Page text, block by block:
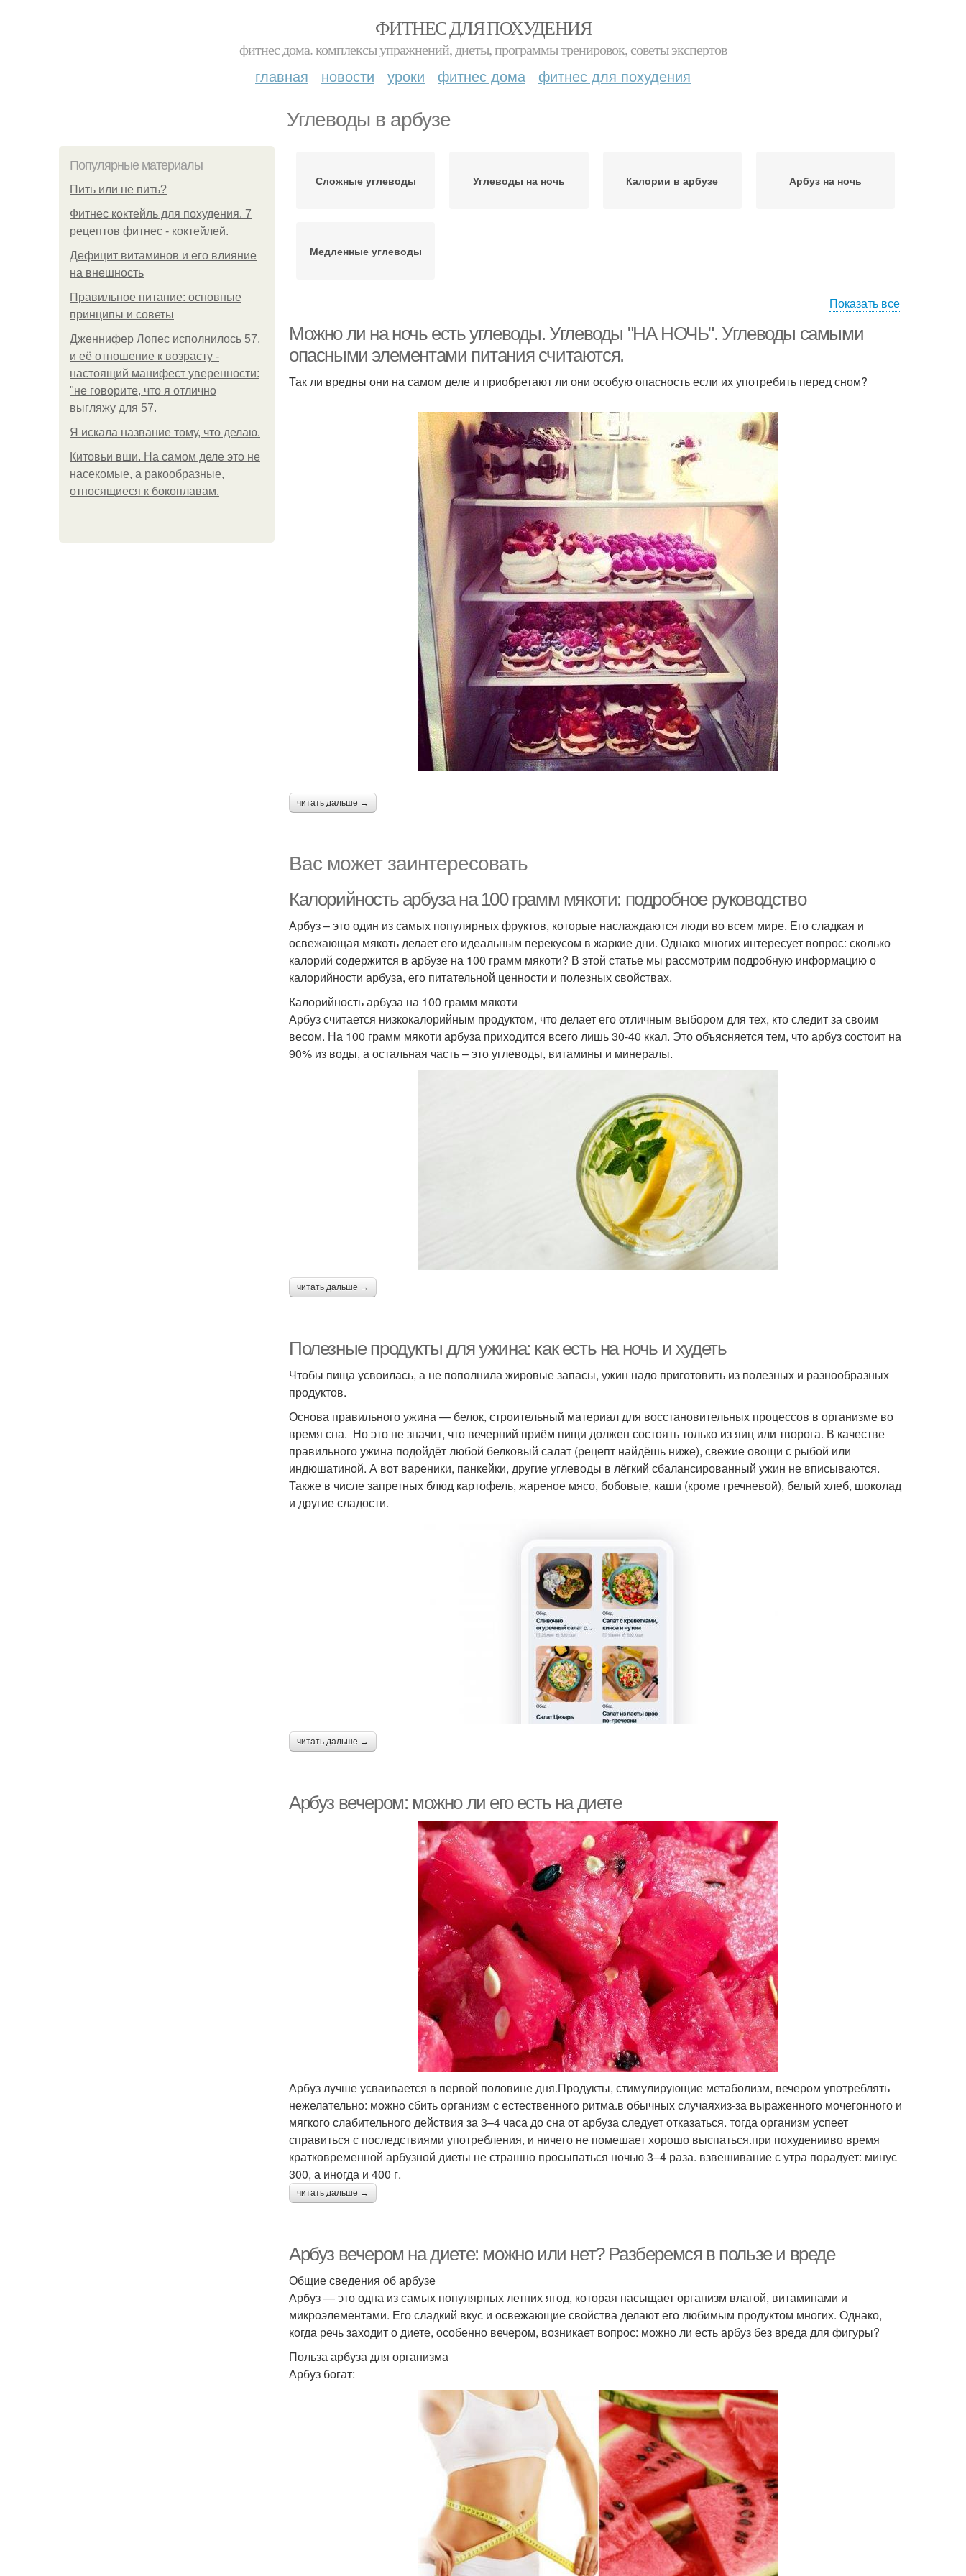
ФИТНЕС ДЛЯ ПОХУДЕНИЯ
фитнес дома. комплексы упражнений, диеты, программы тренировок, советы экспертов
главная новости уроки фитнес дома фитнес для похудения
Углеводы в арбузе
Популярные материалы
Пить или не пить?
Фитнес коктейль для похудения. 7
рецептов фитнес - коктейлей.
Дефицит витаминов и его влияние
на внешность
Правильное питание: основные
принципы и советы
Дженнифер Лопес исполнилось 57,
и её отношение к возрасту -
настоящий манифест уверенности:
"не говорите, что я отлично
выгляжу для 57.
Я искала название тому, что делаю.
Китовьи вши. На самом деле это не
насекомые, а ракообразные,
относящиеся к бокоплавам.
Сложные углеводы Углеводы на ночь Калории в арбузе Арбуз на ночь
Медленные углеводы
Показать все
Можно ли на ночь есть углеводы. Углеводы "НА НОЧЬ". Углеводы самыми
опасными элементами питания считаются.
Так ли вредны они на самом деле и приобретают ли они особую опасность если их употребить перед сном?
читать дальше →
Вас может заинтересовать
Калорийность арбуза на 100 грамм мякоти: подробное руководство
Арбуз – это один из самых популярных фруктов, которые наслаждаются люди во всем мире. Его сладкая и
освежающая мякоть делает его идеальным перекусом в жаркие дни. Однако многих интересует вопрос: сколько
калорий содержится в арбузе на 100 грамм мякоти? В этой статье мы рассмотрим подробную информацию о
калорийности арбуза, его питательной ценности и полезных свойствах.
Калорийность арбуза на 100 грамм мякоти
Арбуз считается низкокалорийным продуктом, что делает его отличным выбором для тех, кто следит за своим
весом. На 100 грамм мякоти арбуза приходится всего лишь 30-40 ккал. Это объясняется тем, что арбуз состоит на
90% из воды, а остальная часть – это углеводы, витамины и минералы.
читать дальше →
Полезные продукты для ужина: как есть на ночь и худеть
Чтобы пища усвоилась, а не пополнила жировые запасы, ужин надо приготовить из полезных и разнообразных
продуктов.
Основа правильного ужина — белок, строительный материал для восстановительных процессов в организме во
время сна. Но это не значит, что вечерний приём пищи должен состоять только из яиц или творога. В качестве
правильного ужина подойдёт любой белковый салат (рецепт найдёшь ниже), свежие овощи с рыбой или
индюшатиной. А вот вареники, панкейки, другие углеводы в лёгкий сбалансированный ужин не вписываются.
Также в числе запретных блюд картофель, жареное мясо, бобовые, каши (кроме гречневой), белый хлеб, шоколад
и другие сладости.
читать дальше →
Арбуз вечером: можно ли его есть на диете
Арбуз лучше усваивается в первой половине дня.Продукты, стимулирующие метаболизм, вечером употреблять
нежелательно: можно сбить организм с естественного ритма.в обычных случаяхиз-за выраженного мочегонного и
мягкого слабительного действия за 3–4 часа до сна от арбуза следует отказаться. тогда организм успеет
справиться с последствиями употребления, и ничего не помешает хорошо выспаться.при похуденииво время
кратковременной арбузной диеты не страшно просыпаться ночью 3–4 раза. взвешивание с утра порадует: минус
300, а иногда и 400 г.
читать дальше →
Арбуз вечером на диете: можно или нет? Разберемся в пользе и вреде
Общие сведения об арбузе
Арбуз — это одна из самых популярных летних ягод, которая насыщает организм влагой, витаминами и
микроэлементами. Его сладкий вкус и освежающие свойства делают его любимым продуктом многих. Однако,
когда речь заходит о диете, особенно вечером, возникает вопрос: можно ли есть арбуз без вреда для фигуры?
Польза арбуза для организма
Арбуз богат: